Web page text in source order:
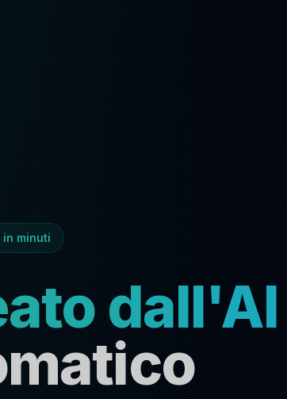
minuti
dall'AI